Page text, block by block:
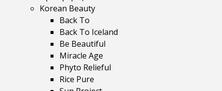
Korean Beauty
Back To
Back To Iceland
Be Beautiful
Miracle Age
Phyto Relieful
Rice Pure